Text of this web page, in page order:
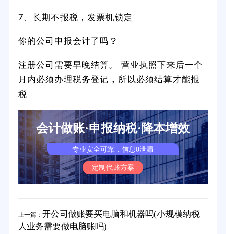
7、长期不报税，发票机锁定
你的公司申报会计了吗？
注册公司需要早晚结算。 营业执照下来后一个
月内必须办理税务登记，所以必须结算才能报
税
会计做账·申报纳税·降本增效
专业安全可靠，信息0泄漏
定制代账方案
上一篇： 开公司做账要买电脑和机器吗(小规模纳税
人业务需要做电脑账吗)